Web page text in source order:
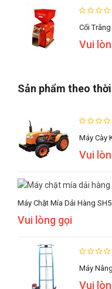
Cối
Vui
Sản phẩm theo
Máy Cày
Vui
Máy Chặt Mía Dải Hàng SH5
Vui lòng gọi
Máy
Vui